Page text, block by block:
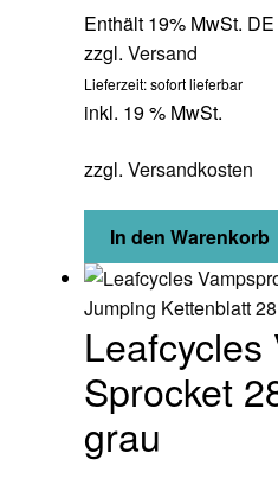
Enthält 19% MwSt. DE
zzgl. Versand
Lieferzeit: sofort lieferbar
inkl. 19 % MwSt.
zzgl. Versandkosten
In den Warenkorb
Leafcycles
Sprocket
grau